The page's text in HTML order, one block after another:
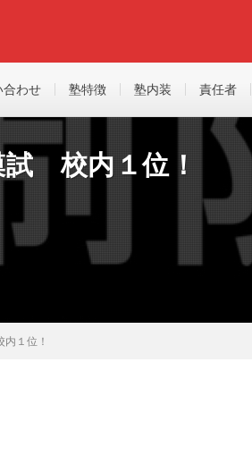
合わせ 塾特徴 塾内装 責任者
校内１位！
１位！